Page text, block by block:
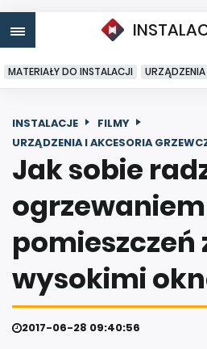
MATERIAŁY DO INSTALACJI
INSTALACJE
FILMY
URZĄDZENIA I AKCESORIA
Jak sobie
ogrzewaniem
pomieszczeń
wysokimi
2017-06-28 09:40:56